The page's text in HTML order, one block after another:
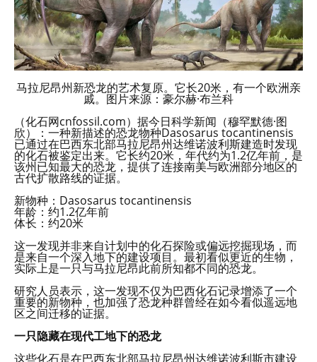
马拉尼昂州新恐龙的艺术复原。它长20米，有一个欧洲亲
戚。图片来源：豪尔赫·布兰科
（化石网cnfossil.com）据今日科学新闻（穆罕默德·图
欣）：一种新描述的恐龙物种Dasosarus tocantinensis
已通过在巴西东北部马拉尼昂州达维诺波利斯建造时发现
的化石被鉴定出来。它长约20米，年代约为1.2亿年前，是
该州已知最大的恐龙，提供了连接南美与欧洲部分地区的
古代扩散路线的证据。
新物种：Dasosarus tocantinensis
年龄：约1.2亿年前
体长：约20米
这一发现并非来自计划中的化石探险或偏远挖掘现场，而
是来自一个深入地下的建设项目。最初看似更近的生物，
实际上是一只与马拉尼昂此前所知都不同的恐龙。
研究人员表示，这一发现不仅为巴西化石记录增添了一个
重要的新物种，也加强了恐龙种群曾经在如今看似遥远地
区之间迁移的证据。
一只隐藏在现代工地下的恐龙
这些化石是在巴西东北部马拉尼昂州达维诺波利斯市建设